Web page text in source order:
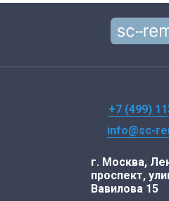
+7 (499)
info@sc-
г. Москва,
проспект,
Вавилова 15